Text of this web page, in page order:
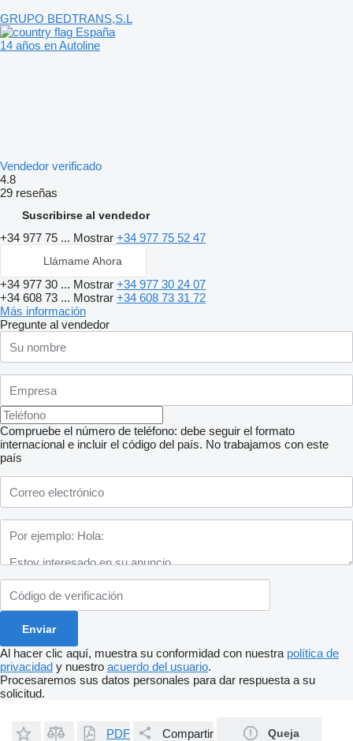
GRUPO BEDTRANS,S.L
España
14 años en Autoline
Vendedor verificado
4.8
29 reseñas
Suscribirse al vendedor
+34 977 75 ... Mostrar +34 977 75 52 47
Llámame Ahora
+34 977 30 ... Mostrar +34 977 30 24 07
+34 608 73 ... Mostrar +34 608 73 31 72
Más información
Pregunte al vendedor
Compruebe el número de teléfono: debe seguir el formato
internacional e incluir el código del país. No trabajamos con este
país
Al hacer clic aquí, muestra su conformidad con nuestra política de
privacidad y nuestro acuerdo del usuario.
Procesaremos sus datos personales para dar respuesta a su
solicitud.
PDF Compartir Queja